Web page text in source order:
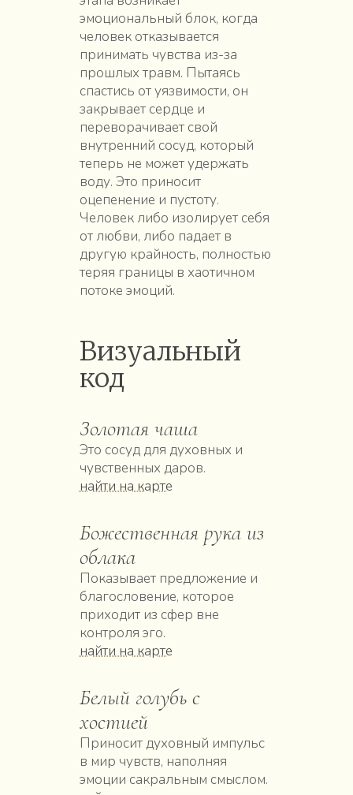
эмоциональный блок, когда
человек отказывается
принимать чувства из-за
прошлых травм. Пытаясь
спастись от уязвимости, он
закрывает сердце и
переворачивает свой
внутренний сосуд, который
теперь не может удержать
воду. Это приносит
оцепенение и пустоту.
Человек либо изолирует себя
от любви, либо падает в
другую крайность, полностью
теряя границы в хаотичном
потоке эмоций.
Визуальный
код
Золотая чаша
Это сосуд для духовных и
чувственных даров.
найти на карте
Божественная рука из
облака
Показывает предложение и
благословение, которое
приходит из сфер вне
контроля эго.
найти на карте
Белый голубь с
хостией
Приносит духовный импульс
в мир чувств, наполняя
эмоции сакральным смыслом.